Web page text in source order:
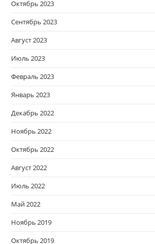
Октябрь 2023
Сентябрь 2023
Август 2023
Июль 2023
Февраль 2023
Январь 2023
Декабрь 2022
Ноябрь 2022
Октябрь 2022
Август 2022
Июль 2022
Май 2022
Ноябрь 2019
Октябрь 2019